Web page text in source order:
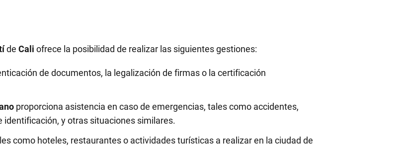
de Cali ofrece la posibilidad de realizar las siguientes gestiones:
de documentos, la legalización de firmas o la certificación
proporciona asistencia en caso de emergencias, tales como accidentes,
y otras situaciones similares.
como hoteles, restaurantes o actividades turísticas a realizar en la ciudad de